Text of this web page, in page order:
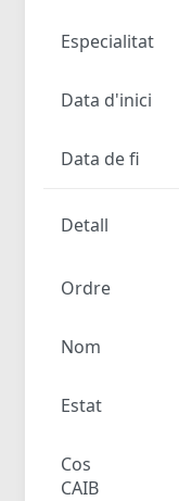
Especialitat
Data d'inici
Data de fi
Detall
Ordre
Nom
Estat
Cos
CAIB